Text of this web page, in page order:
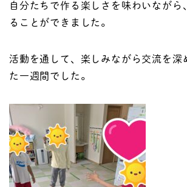
自分たちで作る楽しさを味わいながら
ることができました。
活動を通して、楽しみながら交流を深
た一週間でした。